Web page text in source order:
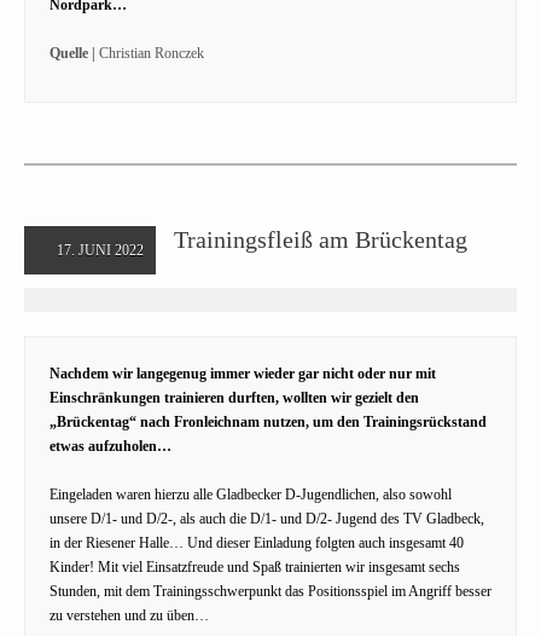
Nordpark…
Quelle | Christian Ronczek
17. JUNI 2022 Trainingsfleiß am Brückentag
Nachdem wir langegenug immer wieder gar nicht oder nur mit
Einschränkungen trainieren durften, wollten wir gezielt den
„Brückentag“ nach Fronleichnam nutzen, um den Trainingsrückstand
etwas aufzuholen…
Eingeladen waren hierzu alle Gladbecker D-Jugendlichen, also sowohl
unsere D/1- und D/2-, als auch die D/1- und D/2- Jugend des TV Gladbeck,
in der Riesener Halle… Und dieser Einladung folgten auch insgesamt 40
Kinder! Mit viel Einsatzfreude und Spaß trainierten wir insgesamt sechs
Stunden, mit dem Trainingsschwerpunkt das Positionsspiel im Angriff besser
zu verstehen und zu üben…